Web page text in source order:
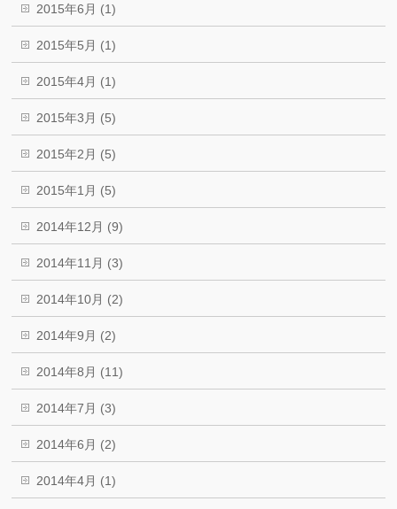
2015年6月 (1)
2015年5月 (1)
2015年4月 (1)
2015年3月 (5)
2015年2月 (5)
2015年1月 (5)
2014年12月 (9)
2014年11月 (3)
2014年10月 (2)
2014年9月 (2)
2014年8月 (11)
2014年7月 (3)
2014年6月 (2)
2014年4月 (1)